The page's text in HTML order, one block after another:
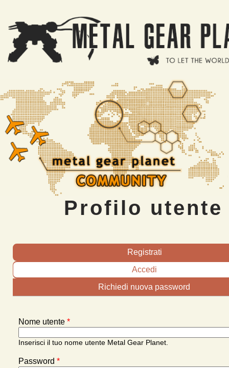
Profilo utente
Schede primarie
Registrati
Accedi
Richiedi nuova password
Nome utente *
Inserisci il tuo nome utente Metal Gear Planet.
Password *